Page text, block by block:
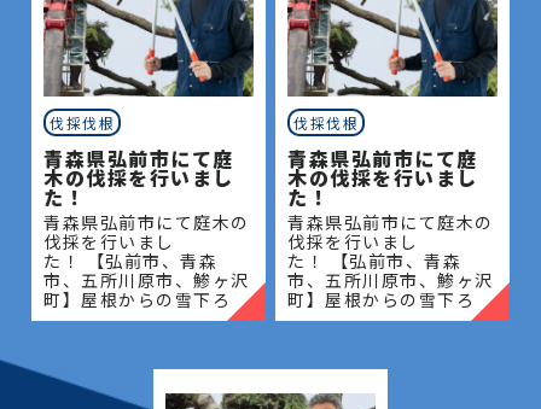
伐採伐根
青森県弘前市にて庭
木の伐採を行いまし
た！
青森県弘前市にて庭木の
伐採を行いまし
た！ 【弘前市、青森
市、五所川原市、鯵ヶ沢
町】屋根からの雪下ろ
し・除雪・排雪などの作
定・草刈りなどのお庭の
こと、造園・
伐採伐根
青森県弘前市にて庭
木の伐採を行いまし
た！
青森県弘前市にて庭木の
伐採を行いまし
た！ 【弘前市、青森
市、五所川原市、鯵ヶ沢
町】屋根からの雪下ろ
し・除雪・排雪などの作
定・草刈りなどのお庭の
こと、造園・